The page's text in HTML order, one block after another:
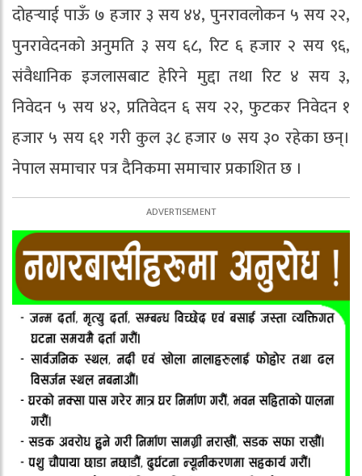
दोहर्‍याई पाऊँ ७ हजार ३ सय ४४, पुनरावलोकन ५ सय २२,
पुनरावेदनको अनुमति ३ सय ६८, रिट ६ हजार २ सय ९६,
संवैधानिक इजलासबाट हेरिने मुद्दा तथा रिट ४ सय ३,
निवेदन ५ सय ४२, प्रतिवेदन ६ सय २२, फुटकर निवेदन १
हजार ५ सय ६१ गरी कुल ३८ हजार ७ सय ३० रहेका छन्।
नेपाल समाचार पत्र दैनिकमा समाचार प्रकाशित छ ।